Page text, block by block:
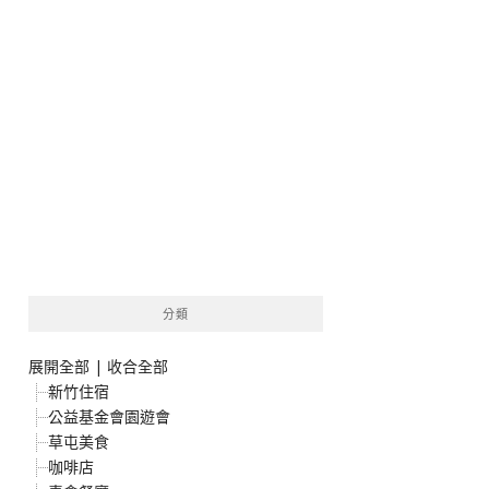
分類
展開全部 | 收合全部
新竹住宿
公益基金會園遊會
草屯美食
咖啡店